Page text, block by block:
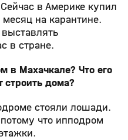
в Америке купил
на карантине.
в стране.
в Махачкале? Что его
строить дома?
стояли лошади.
что ипподром